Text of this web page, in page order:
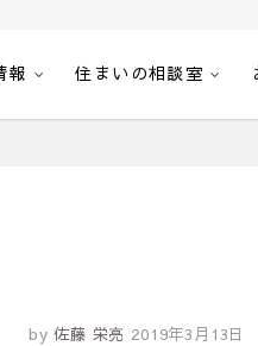
ー21豊川
報 住まいの相談室
by 佐藤 栄亮 2019年3月13日